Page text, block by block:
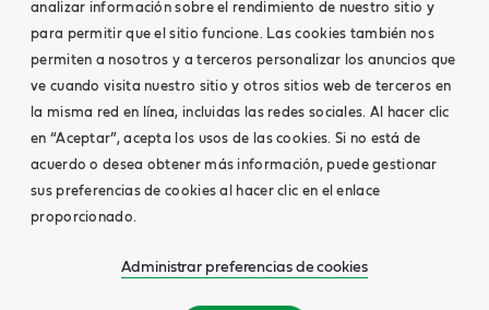
analizar información sobre el rendimiento de nuestro sitio y
para permitir que el sitio funcione. Las cookies también nos
permiten a nosotros y a terceros personalizar los anuncios que
ve cuando visita nuestro sitio y otros sitios web de terceros en
la misma red en línea, incluidas las redes sociales. Al hacer clic
en “Aceptar”, acepta los usos de las cookies. Si no está de
acuerdo o desea obtener más información, puede gestionar
sus preferencias de cookies al hacer clic en el enlace
proporcionado.
Administrar preferencias de cookies